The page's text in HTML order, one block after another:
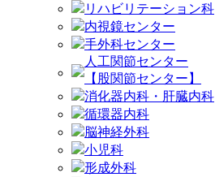
リハビリテーション科
内視鏡センター
手外科センター
人工関節センター
【股関節センター】
消化器内科・肝臓内科
循環器内科
脳神経外科
小児科
形成外科